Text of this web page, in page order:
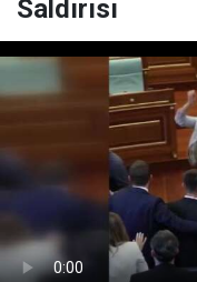
Saldırısı